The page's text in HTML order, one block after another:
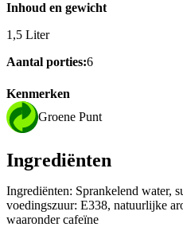
Inhoud en gewicht
1,5 Liter
Aantal porties:6
Kenmerken
Groene Punt
Ingrediënten
Ingrediënten: Sprankelend water,
voedingszuur: E338, natuurlijke
waaronder cafeïne